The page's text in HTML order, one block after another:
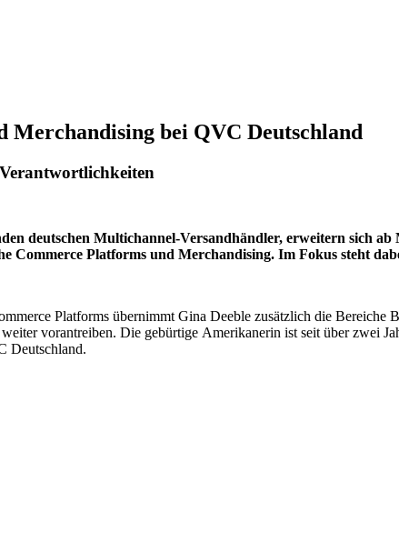
bei QVC Deutschland
deutschen Multichannel-Versandhändler, erweitern sich
Commerce Platforms und Merchandising. Im Fokus steht
Platforms übernimmt Gina Deeble zusätzlich die
vorantreiben. Die gebürtige Amerikanerin ist seit über zwei
Deutschland.